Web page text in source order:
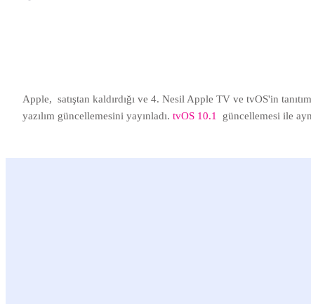
Apple, satıştan kaldırdığı ve 4. Nesil Apple TV ve tvOS'in
yazılım güncellemesini yayınladı. tvOS 10.1 güncellemesi ile